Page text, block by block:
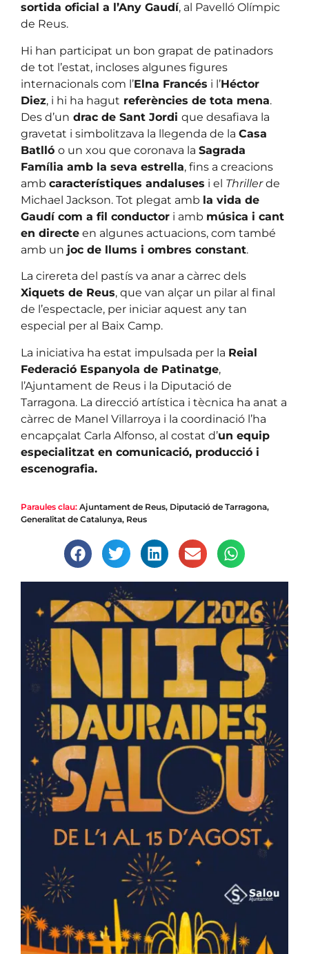
sortida oficial a l’Any Gaudí, al Pavelló Olímpic
de Reus.
Hi han participat un bon grapat de patinadors
de tot l’estat, incloses algunes figures
internacionals com l’Elna Francés i l’Héctor
Diez, i hi ha hagut referències de tota mena.
Des d’un drac de Sant Jordi que desafiava la
gravetat i simbolitzava la llegenda de la Casa
Batlló o un xou que coronava la Sagrada
Família amb la seva estrella, fins a creacions
amb característiques andaluses i el Thrillerde
Michael Jackson. Tot plegat amb la vida de
Gaudí com a fil conductor i amb música i cant
en directe en algunes actuacions, com també
amb un joc de llums i ombres constant.
La cirereta del pastís va anar a càrrec dels
Xiquets de Reus, que van alçar un pilar al final
de l’espectacle, per iniciar aquest any tan
especial per al Baix Camp.
La iniciativa ha estat impulsada per la Reial
Federació Espanyola de Patinatge,
l’Ajuntament de Reus i la Diputació de
Tarragona. La direcció artística i tècnica ha anat a
càrrec de Manel Villarroya i la coordinació l’ha
encapçalat Carla Alfonso, al costat d’un equip
especialitzat en comunicació, producció i
escenografia.
Paraules clau: Ajuntament de Reus, Diputació de Tarragona,
Generalitat de Catalunya, Reus